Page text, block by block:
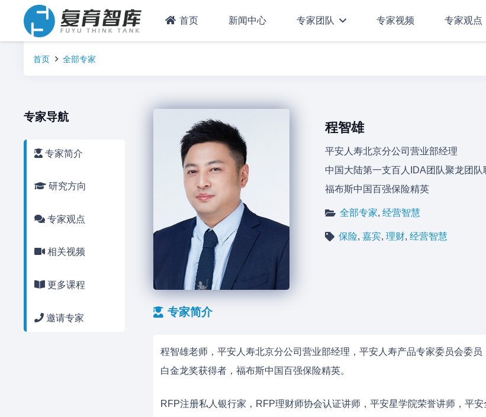
首页 新闻中心 专家团队 专家视频 专家观点
首页 全部专家
专家导航
专家简介
研究方向
专家观点
相关视频
更多课程
邀请专家
程智雄
平安人寿北京分公司营业部经理
中国大陆第一支百人IDA团队聚龙团队
福布斯中国百强保险精英
全部专家, 经营智慧
保险, 嘉宾, 理财, 经营智慧
专家简介
程智雄老师，平安人寿北京分公司营业部经理，平安人寿产品专家委员会委
白金龙奖获得者，福布斯中国百强保险精英。
RFP注册私人银行家，RFP理财师协会认证讲师，平安星学院荣誉讲师，平